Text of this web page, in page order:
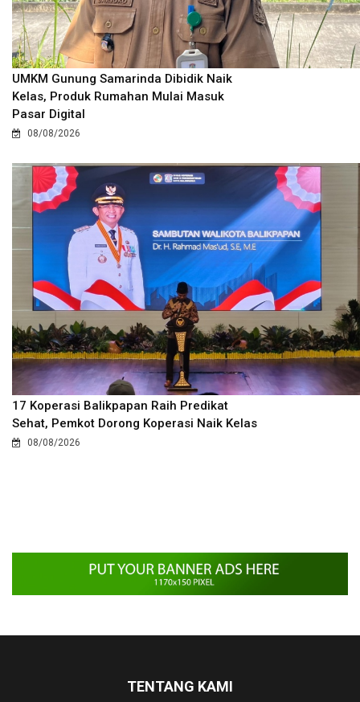
UMKM Gunung Samarinda Dibidik Naik
Kelas, Produk Rumahan Mulai Masuk
Pasar Digital
08/08/2026
17 Koperasi Balikpapan Raih Predikat
Sehat, Pemkot Dorong Koperasi Naik Kelas
08/08/2026
TENTANG KAMI